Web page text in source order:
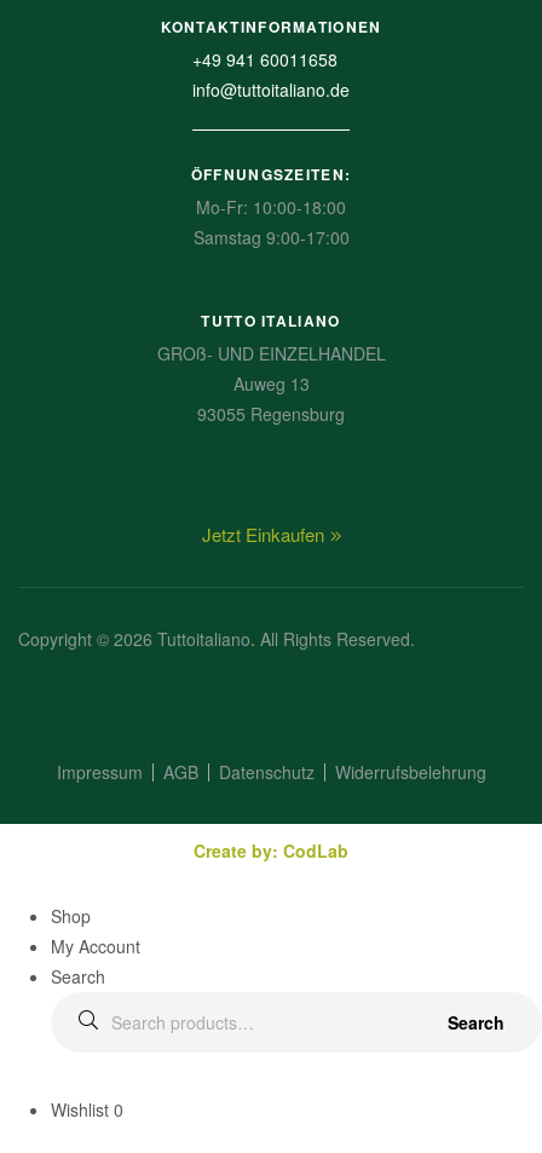
KONTAKTINFORMATIONEN
+49 941 60011658
info@tuttoitaliano.de
ÖFFNUNGSZEITEN:
Mo-Fr: 10:00-18:00
Samstag 9:00-17:00
TUTTO ITALIANO
GROß- UND EINZELHANDEL
Auweg 13
93055 Regensburg
Jetzt Einkaufen
Copyright © 2026 Tuttoitaliano. All Rights Reserved.
Impressum AGB Datenschutz Widerrufsbelehrung
Create by: CodLab
Shop
My Account
Search
Search
Wishlist 0